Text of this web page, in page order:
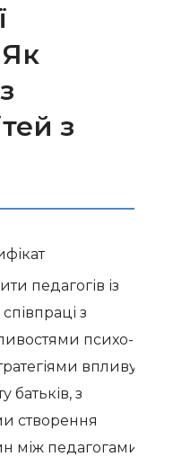
Як
з
педагогів із
з
психо-
впливу
батьків, з
створення
між педагогами